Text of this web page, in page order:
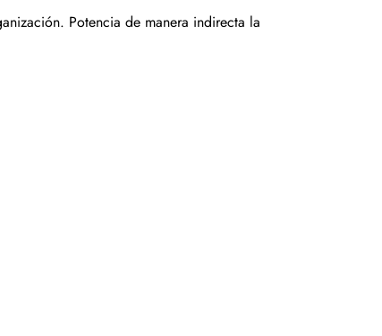
Potencia de manera indirecta la